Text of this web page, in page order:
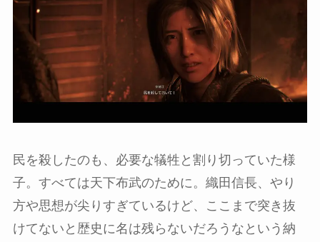
民を殺したのも、必要な犠牲と割り切っていた様
子。すべては天下布武のために。織田信長、やり
方や思想が尖りすぎているけど、ここまで突き抜
けてないと歴史に名は残らないだろうなという納